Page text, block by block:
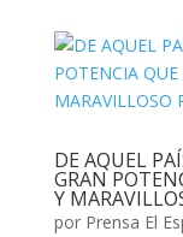
DE AQUEL
GRAN
Y
por Prensa El